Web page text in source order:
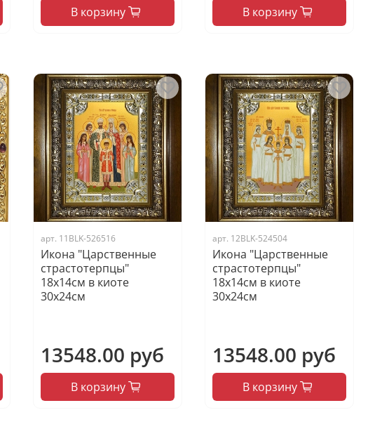
В корзину В корзину
арт. 11BLK-526516
Икона "Царственные
страстотерпцы"
18х14см в киоте
30х24см
13548.00 руб
В корзину
арт. 12BLK-524504
Икона "Царственные
страстотерпцы"
18х14см в киоте
30х24см
13548.00 руб
В корзину